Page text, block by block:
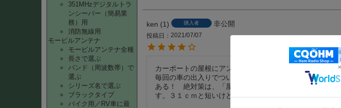
351MHzデジタルトラ
ンシーバー（簡易業
務）用
消防無線用
モービルアンテナ
モービルアンテナ全種
長さで選ぶ
バンド（周波数帯）で
選ぶ
シリーズ名で選ぶ
ブラックタイプ
バイク用／RV車に最
ken 1 購入者 非公開
投稿日 2021/07/07
カーポートの屋根にアンテナが接触するので折り曲げ式ア
毎回の車の出入りでつい折り曲げを忘れてしまって・・
ある！　絶対策は、「屋根に当たらないアンテナ」　こ
す。３１ｃｍと短いけど送受信は思った以上に良好です